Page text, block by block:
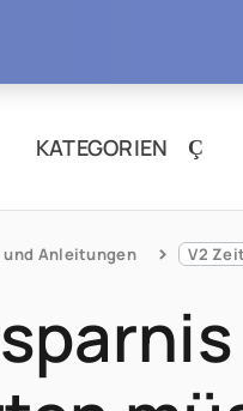
KATEGORIEN
Anleitungen